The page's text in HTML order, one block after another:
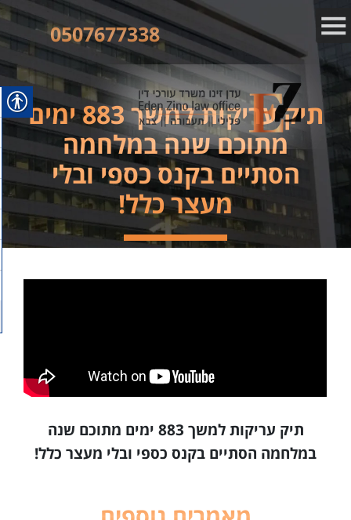
0507677338
תיק עריקות למשך 883 ימים
מתוכם שנה במלחמה
הסתיים בקנס כספי ובלי
מעצר כלל!
תיק עריקות למשך 883 ימים מתוכם שנה
במלחמה הסתיים בקנס כספי ובלי מעצר כלל!